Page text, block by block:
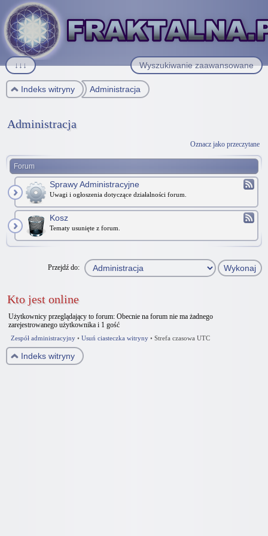
Wyszukiwanie zaawansowane
↓↓↓
Indeks witryny Administracja
Administracja
Oznacz jako przeczytane
Forum
Sprawy Administracyjne
Uwagi i ogłoszenia dotyczące działalności forum.
Kosz
Tematy usunięte z forum.
Przejdź do:
Kto jest online
Użytkownicy przeglądający to forum: Obecnie na forum nie ma żadnego
zarejestrowanego użytkownika i 1 gość
Zespół administracyjny • Usuń ciasteczka witryny • Strefa czasowa UTC
Indeks witryny